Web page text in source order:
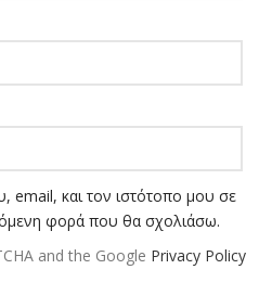
email, και τον ιστότοπο μου σε
φορά που θα σχολιάσω.
and the Google Privacy Policy